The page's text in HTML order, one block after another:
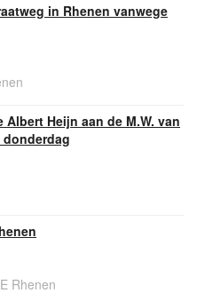
in Rhenen vanwege
Heijn aan de M.W. van
Rhenen